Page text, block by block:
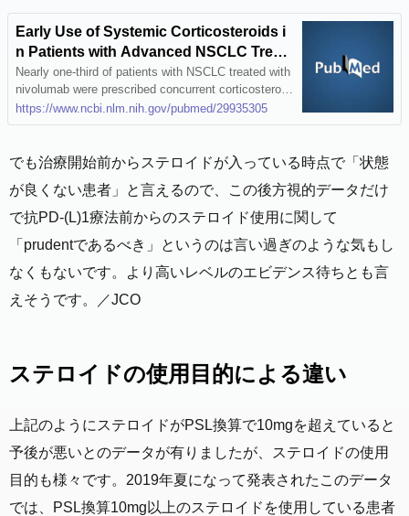
Early Use of Systemic Corticosteroids i
n Patients with Advanced NSCLC Treat
ed with Nivolumab - PubMed
Nearly one-third of patients with NSCLC treated with
nivolumab were prescribed concurrent corticosteroid
s during the course of nivolumab therapy. Patients e
xposed to corticosteroids during the first cycle of niv
ggesting decreased clinical benefit, a …
https://www.ncbi.nlm.nih.gov/pubmed/29935305
でも治療開始前からステロイドが入っている時点で「状態
が良くない患者」と言えるので、この後方視的データだけ
で抗PD-(L)1療法前からのステロイド使用に関して
「prudentであるべき」というのは言い過ぎのような気もし
なくもないです。より高いレベルのエビデンス待ちとも言
えそうです。／JCO
ステロイドの使用目的による違い
上記のようにステロイドがPSL換算で10mgを超えていると
予後が悪いとのデータが有りましたが、ステロイドの使用
目的も様々です。2019年夏になって発表されたこのデータ
では、PSL換算10mg以上のステロイドを使用している患者